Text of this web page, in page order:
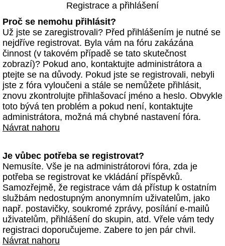
Registrace a přihlášení
Proč se nemohu přihlásit?
Už jste se zaregistrovali? Před přihlášením je nutné se
nejdříve registrovat. Byla vám na fóru zakázána
činnost (v takovém případě se tato skutečnost
zobrazí)? Pokud ano, kontaktujte administrátora a
ptejte se na důvody. Pokud jste se registrovali, nebyli
jste z fóra vyloučeni a stále se nemůžete přihlásit,
znovu zkontrolujte přihlašovací jméno a heslo. Obvykle
toto bývá ten problém a pokud není, kontaktujte
administrátora, možná má chybné nastavení fóra.
Návrat nahoru
Je vůbec potřeba se registrovat?
Nemusíte. Vše je na administrátorovi fóra, zda je
potřeba se registrovat ke vkládání příspěvků.
Samozřejmě, že registrace vám dá přístup k ostatním
službám nedostupným anonymním uživatelům, jako
např. postavičky, soukromé zprávy, posílání e-mailů
uživatelům, přihlášení do skupin, atd. Vřele vám tedy
registraci doporučujeme. Zabere to jen pár chvil.
Návrat nahoru